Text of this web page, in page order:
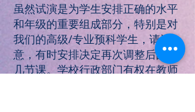
虽然试演是为学生安排正确的水平
和年级的重要组成部分，特别是对
我们的高级/专业预科学生，请注
意，有时安排决定再次调整后的头
几节课。学校行政部门有权在教师